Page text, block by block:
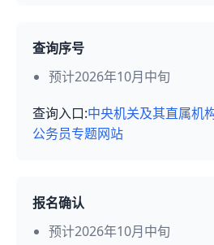
查询序号
预计2026年10月中旬
查询入口:中央机关及其直属机
公务员专题网站
报名确认
预计2026年10月中旬